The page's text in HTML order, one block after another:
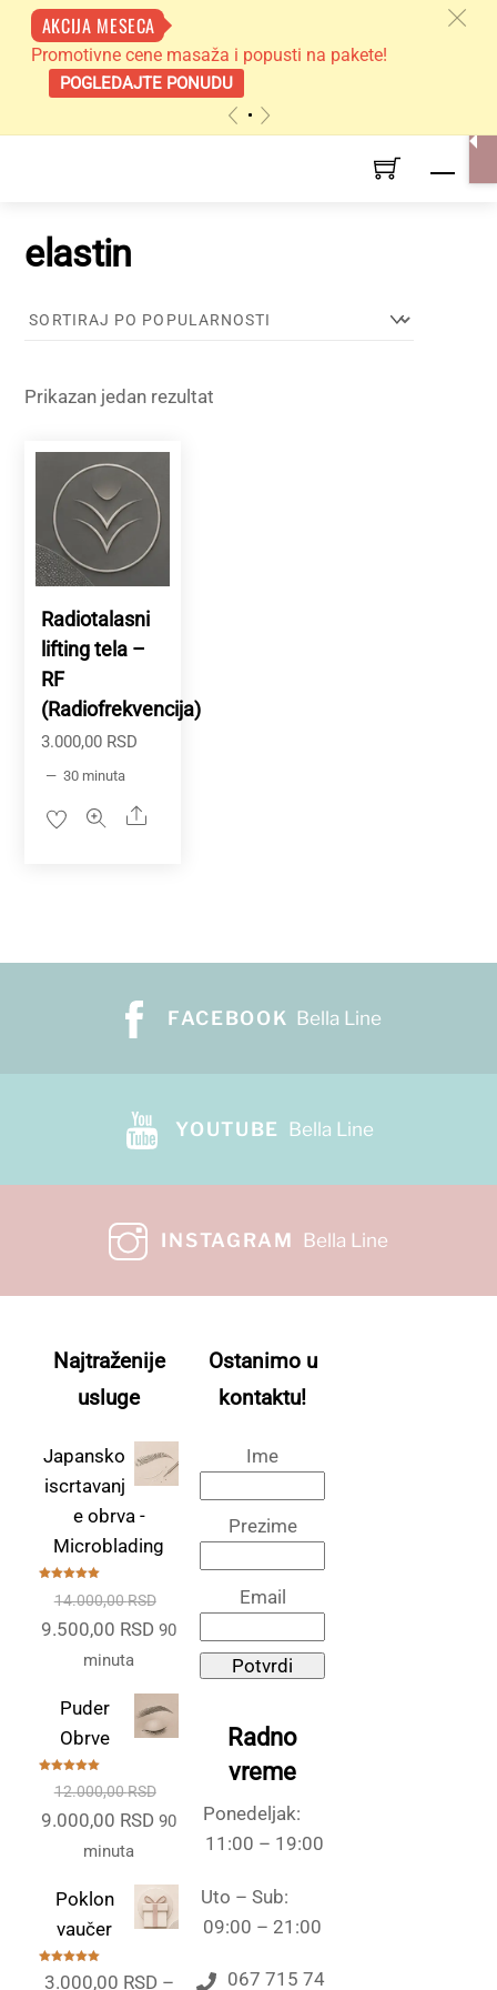
AKCIJA MESECA
Promotivne cene masaža i popusti na pakete!
POGLEDAJTE PONUDU
c
elastin
Prikazan jedan rezultat
Radiotalasni
lifting tela –
RF
(Radiofrekvencija)
3.000,00 RSD
30 minuta
Share
FACEBOOK Bella Line
YOUTUBE Bella Line
INSTAGRAM Bella Line
Najtraženije
usluge
Japansko
iscrtavanj
e obrva -
Microblading
sa5.00od
14.000,00RSD
Originalna
bila:
14.000,00 RSD.
9.500,00 RSD Trenutna
9.500,00 RSD.
90
minuta
Puder
Obrve
sa5.00od
12.000,00RSD
Originalna
bila:
12.000,00 RSD.
9.000,00 RSD Trenutna
je:
9.000,00 RSD.
90
minuta
Poklon
vaučer
sa5.00od
3.000,00 RSD –
Ostanimo u
kontaktu!
Ime
Prezime
Email
Potvrdi
Radno
vreme
Ponedeljak:
11:00 – 19:00
Uto – Sub:
09:00 – 21:00
067 715 74